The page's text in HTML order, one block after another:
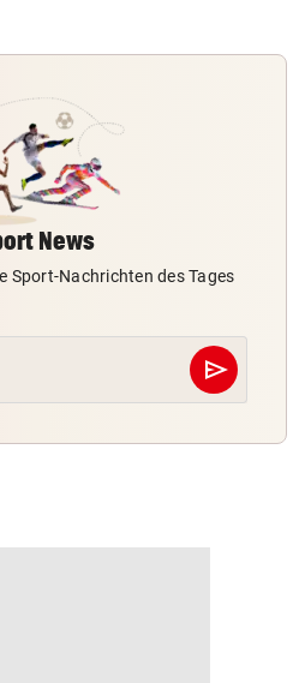
News
Sport-Nachrichten des Tages
send
Abschicken